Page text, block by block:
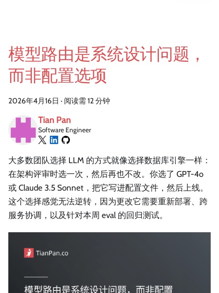
模型路由是系统设计问题，
而非配置选项
2026年4月16日 · 阅读需 12 分钟
Tian Pan
Software Engineer
大多数团队选择 LLM 的方式就像选择数据库引擎一样：
在架构评审时选一次，然后再也不改。你选了 GPT-4o
或 Claude 3.5 Sonnet，把它写进配置文件，然后上线。
这个选择感觉无法逆转，因为更改它需要重新部署、跨
服务协调，以及针对本周 eval 的回归测试。